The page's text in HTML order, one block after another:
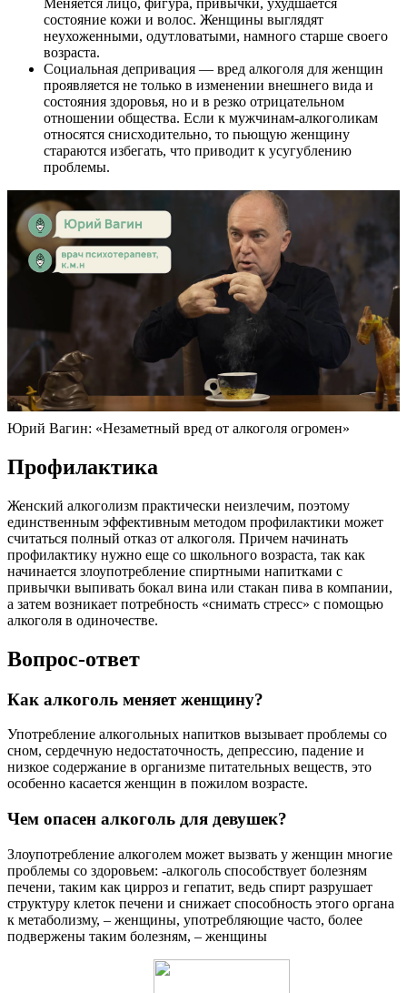
Меняется лицо, фигура, привычки, ухудшается
состояние кожи и волос. Женщины выглядят
неухоженными, одутловатыми, намного старше своего
возраста.
Социальная депривация — вред алкоголя для женщин
проявляется не только в изменении внешнего вида и
состояния здоровья, но и в резко отрицательном
отношении общества. Если к мужчинам-алкоголикам
относятся снисходительно, то пьющую женщину
стараются избегать, что приводит к усугублению
проблемы.
Юрий Вагин: «Незаметный вред от алкоголя огромен»
Профилактика
Женский алкоголизм практически неизлечим, поэтому
единственным эффективным методом профилактики может
считаться полный отказ от алкоголя. Причем начинать
профилактику нужно еще со школьного возраста, так как
начинается злоупотребление спиртными напитками с
привычки выпивать бокал вина или стакан пива в компании,
а затем возникает потребность «снимать стресс» с помощью
алкоголя в одиночестве.
Вопрос-ответ
Как алкоголь меняет женщину?
Употребление алкогольных напитков вызывает проблемы со
сном, сердечную недостаточность, депрессию, падение и
низкое содержание в организме питательных веществ, это
особенно касается женщин в пожилом возрасте.
Чем опасен алкоголь для девушек?
Злоупотребление алкоголем может вызвать у женщин многие
проблемы со здоровьем: -алкоголь способствует болезням
печени, таким как цирроз и гепатит, ведь спирт разрушает
структуру клеток печени и снижает способность этого органа
к метаболизму, – женщины, употребляющие часто, более
подвержены таким болезням, – женщины